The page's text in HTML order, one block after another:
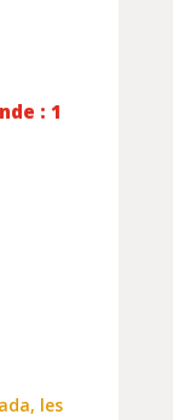
: 1
les